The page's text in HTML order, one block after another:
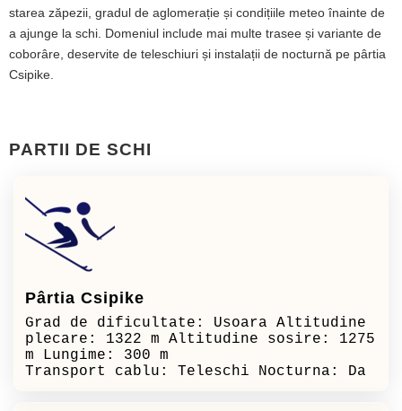
starea zăpezii, gradul de aglomerație și condițiile meteo înainte de
a ajunge la schi. Domeniul include mai multe trasee și variante de
coborâre, deservite de teleschiuri și instalații de nocturnă pe pârtia
Csipike.
PARTII DE SCHI
Pârtia Csipike
Grad de dificultate: Usoara Altitudine
plecare: 1322 m Altitudine sosire: 1275
m Lungime: 300 m
Transport cablu: Teleschi Nocturna: Da